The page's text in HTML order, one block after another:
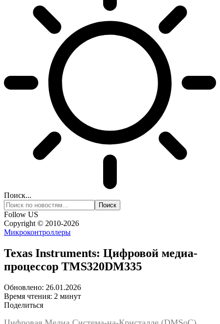
Поиск...
Follow US
Copyright © 2010-2026
Микроконтроллеры
Texas Instruments: Цифровой медиа-
процессор TMS320DM335
Обновлено: 26.01.2026
Время чтения: 2 минут
Поделиться